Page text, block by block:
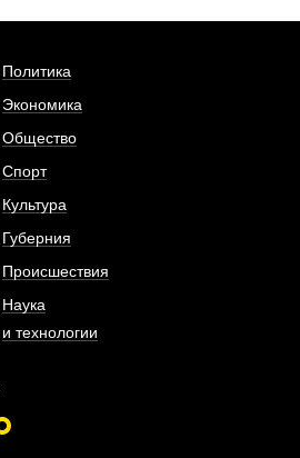
Политика
Экономика
Общество
Спорт
Культура
Губерния
Происшествия
Наука
и технологии